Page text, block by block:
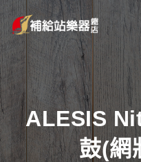
ALESIS
鼓(網